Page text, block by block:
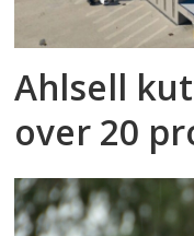
Ahlsell
over 20